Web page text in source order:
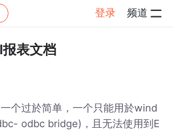
登录 频道
帖子详情
表文档
个过於简单，一个只能用於wind
odbc bridge)，且无法使用到E